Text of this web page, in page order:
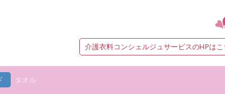
介護衣料コンシェルジュサービスのHPはこ
タオル